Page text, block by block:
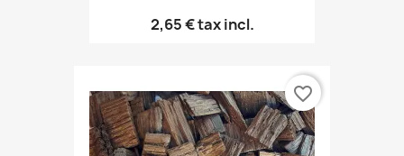
2,65 €tax incl.
favorite_border